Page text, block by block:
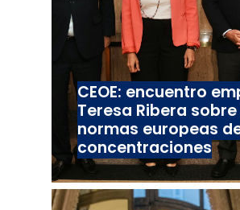
CEOE: encuentro
Teresa Ribera
normas europeas
concentraciones